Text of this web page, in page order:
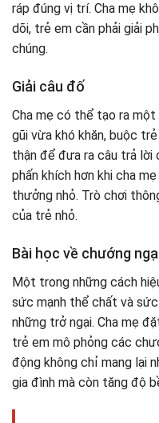
ráp đúng vị trí. Cha mẹ
dõi, trẻ em cần phải giải
chúng.
Giải câu đố
Cha mẹ có thể tạo ra
gũi vừa khó khăn, buộc
thận để đưa ra câu trả lời
phấn khích hơn khi cha
thưởng nhỏ. Trò chơi
của trẻ nhỏ.
Bài học về chướng
Một trong những cách
sức mạnh thể chất và
những trở ngại. Cha mẹ
trẻ em mô phỏng các
động không chỉ mang lại
gia đình mà còn tăng độ